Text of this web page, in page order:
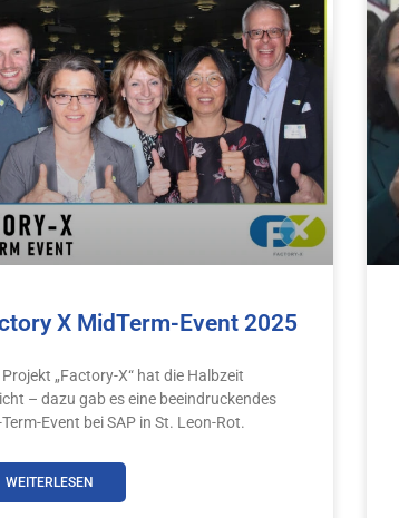
X MidTerm-Event 2025
Projekt „Factory-X“ hat die Halbzeit
– dazu gab es eine beeindruckendes
Event bei SAP in St. Leon-Rot.
WEITERLESEN